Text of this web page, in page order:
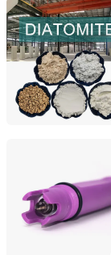
Shijiazhuang
Hebei, China
Shanghai
Shanghai,